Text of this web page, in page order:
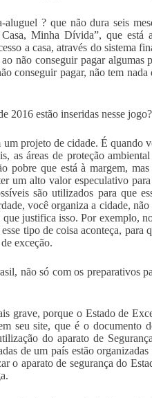
? que não dura seis
Minha Dívida”, que está
a casa, através do sistema
não conseguir pagar algumas
conseguir pagar, não tem
2016 estão inseridas nesse jogo?
projeto de cidade. É quando
as áreas de proteção
pobre que está à margem,
um alto valor especulativo
são utilizados para que
você organiza a cidade,
justifica isso. Por exemplo,
tipo de coisa aconteça, para
exceção.
não só com os preparativos
grave, porque o Estado de
seu site, que é o documento
do aparato de
de um país estão
o aparato de segurança do